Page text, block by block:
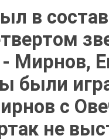
в
- Мирнов,
были
с
не